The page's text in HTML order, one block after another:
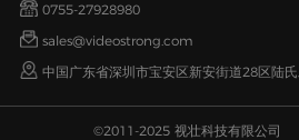
0755-27928980
sales@videostrong.com
中国广东省深圳市宝安区新安街道28区陆
©2011-2025 视壮科技有限公司